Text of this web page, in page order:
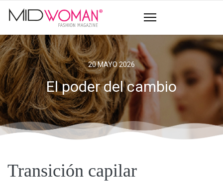
20 MAYO 2026
El poder del cambio
Transición capilar